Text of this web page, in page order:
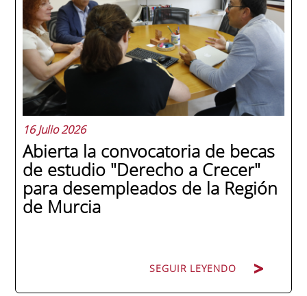
en una ceremonia celebrada en Murcia
con 44 grados y más de 600 asistentes.
Ricardo Navarro, vicepresidente senior de
Generac Power Systems en Estados Unidos
y antiguo alumno...
16 Julio 2026
Abierta la convocatoria de becas
de estudio "Derecho a Crecer"
para desempleados de la Región
de Murcia
SEGUIR LEYENDO